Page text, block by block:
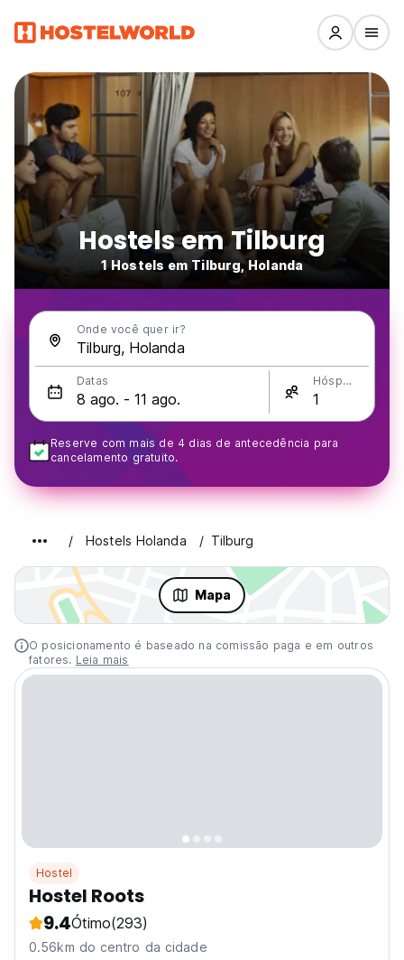
Hostels em Tilburg
1 Hostels em Tilburg, Holanda
Onde você quer ir?
Datas Hóspedes
Reserve com mais de 4 dias de antecedência para
cancelamento gratuito.
Hostels Holanda Tilburg
Mapa
O posicionamento é baseado na comissão paga e em outros
fatores. Leia mais
Hostel
Hostel Roots
9.4Ótimo(293)
0.56km do centro da cidade